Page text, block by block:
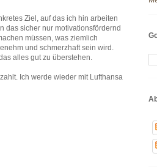
Ziel, auf das ich hin arbeiten
das sicher nur motivationsfördernd
müssen, was ziemlich
und schmerzhaft sein wird.
alles gut zu überstehen.
Ich werde wieder mit Lufthansa